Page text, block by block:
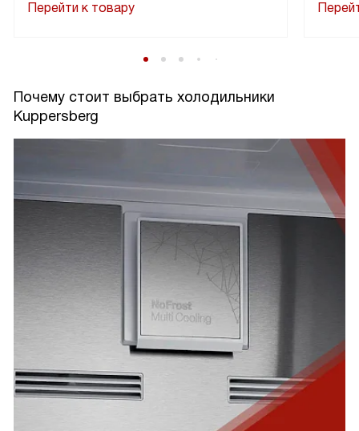
Перейти к товару
Почему стоит выбрать холодильники
Kuppersberg